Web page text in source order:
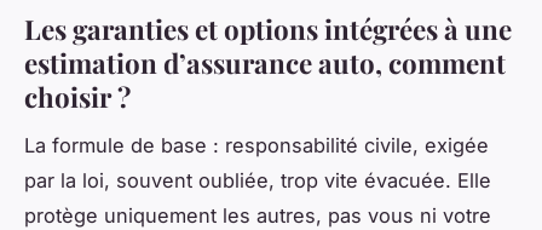
Les garanties et options intégrées à une
estimation d’assurance auto, comment
choisir ?
La formule de base : responsabilité civile, exigée
par la loi, souvent oubliée, trop vite évacuée. Elle
protège uniquement les autres, pas vous ni votre